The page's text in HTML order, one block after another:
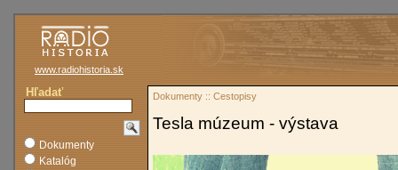
www.radiohistoria.sk
Hľadať
Dokumenty
Katalóg
Tesla múzeum - výstava
Dokumenty :: Cestopisy